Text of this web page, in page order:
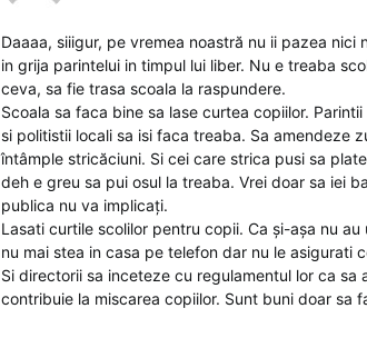
Daaaa, siiigur, pe vremea noastră nu ii pazea
in grija parintelui in timpul lui liber. Nu e treaba
ceva, sa fie trasa scoala la raspundere.
Scoala sa faca bine sa lase curtea copiilor.
si politistii locali sa isi faca treaba. Sa amendeze
întâmple stricăciuni. Si cei care strica pusi sa
deh e greu sa pui osul la treaba. Vrei doar sa iei
publica nu va implicați.
Lasati curtile scolilor pentru copii. Ca și-așa nu
nu mai stea in casa pe telefon dar nu le asigurati
Si directorii sa inceteze cu regulamentul lor ca sa
contribuie la miscarea copiilor. Sunt buni doar sa